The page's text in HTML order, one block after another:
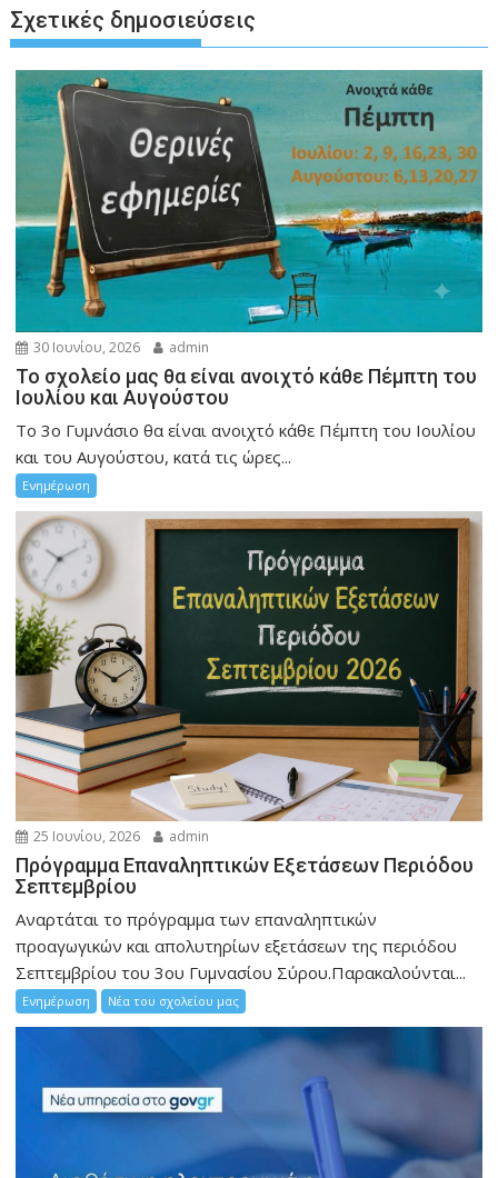
Σχετικές δημοσιεύσεις
30 Ιουνίου, 2026 admin
Το σχολείο μας θα είναι ανοιχτό κάθε Πέμπτη του
Ιουλίου και Αυγούστου
Το 3ο Γυμνάσιο θα είναι ανοιχτό κάθε Πέμπτη του Ιουλίου
και του Αυγούστου, κατά τις ώρες...
Ενημέρωση
25 Ιουνίου, 2026 admin
Πρόγραμμα Επαναληπτικών Εξετάσεων Περιόδου
Σεπτεμβρίου
Αναρτάται το πρόγραμμα των επαναληπτικών
προαγωγικών και απολυτηρίων εξετάσεων της περιόδου
Σεπτεμβρίου του 3ου Γυμνασίου Σύρου.Παρακαλούνται...
Ενημέρωση Νέα του σχολείου μας